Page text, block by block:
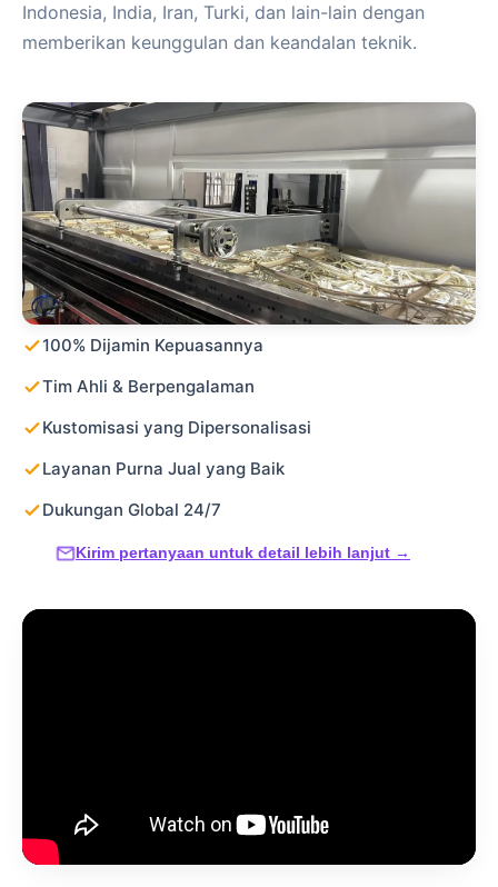
Indonesia, India, Iran, Turki, dan lain-lain dengan
memberikan keunggulan dan keandalan teknik.
100% Dijamin Kepuasannya
Tim Ahli & Berpengalaman
Kustomisasi yang Dipersonalisasi
Layanan Purna Jual yang Baik
Dukungan Global 24/7
Kirim pertanyaan untuk detail lebih lanjut →